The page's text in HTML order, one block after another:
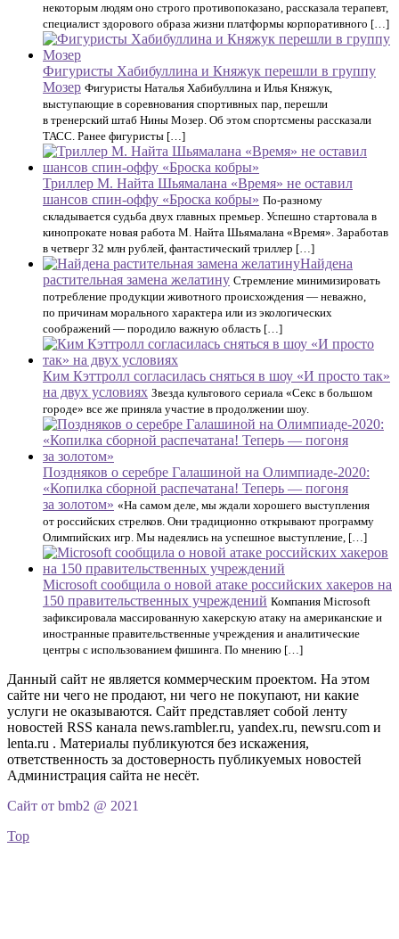
некоторым людям оно строго противопоказано, рассказала терапевт,
специалист здорового образа жизни платформы корпоративного […]
Фигуристы Хабибуллина и Княжук перешли в группу
Мозер Фигуристы Наталья Хабибуллина и Илья Княжук,
выступающие в соревнования спортивных пар, перешли
в тренерский штаб Нины Мозер. Об этом спортсмены рассказали
ТАСС. Ранее фигуристы […]
Триллер М. Найта Шьямалана «Время» не оставил
шансов спин-оффу «Броска кобры» По-разному
складывается судьба двух главных премьер. Успешно стартовала в
кинопрокате новая работа М. Найта Шьямалана «Время». Заработав
в четверг 32 млн рублей, фантастический триллер […]
Найдена
растительная замена желатину Стремление минимизировать
потребление продукции животного происхождения — неважно,
по причинам морального характера или из экологических
соображений — породило важную область […]
Ким Кэттролл согласилась сняться в шоу «И просто так»
на двух условиях Звезда культового сериала «Секс в большом
городе» все же приняла участие в продолжении шоу.
Поздняков о серебре Галашиной на Олимпиаде-2020:
«Копилка сборной распечатана! Теперь — погоня
за золотом» «На самом деле, мы ждали хорошего выступления
от российских стрелков. Они традиционно открывают программу
Олимпийских игр. Мы надеялись на успешное выступление, […]
Microsoft сообщила о новой атаке российских хакеров на
150 правительственных учреждений Компания Microsoft
зафиксировала массированную хакерскую атаку на американские и
иностранные правительственные учреждения и аналитические
центры с использованием фишинга. По мнению […]
Данный сайт не является коммерческим проектом. На этом
сайте ни чего не продают, ни чего не покупают, ни какие
услуги не оказываются. Сайт представляет собой ленту
новостей RSS канала news.rambler.ru, yandex.ru, newsru.com и
lenta.ru . Материалы публикуются без искажения,
ответственность за достоверность публикуемых новостей
Администрация сайта не несёт.
Сайт от bmb2 @ 2021
Top